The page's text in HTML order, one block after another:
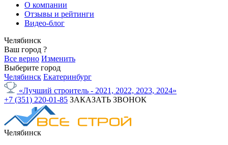
О компании
Отзывы и рейтинги
Видео-блог
Челябинск
Ваш город ?
Все верно Изменить
Выберите город
Челябинск Екатеринбург
«Лучший строитель - 2021, 2022, 2023, 2024»
+7 (351) 220-01-85 ЗАКАЗАТЬ ЗВОНОК
Челябинск